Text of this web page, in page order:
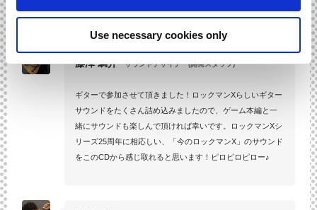
Use necessary cookies only
藤澤 鯛介 サウンドデザイナー(開発スタッフ)
ギターで参加させて頂きました！ロックマンXらしいギター
サウンドをたくさん詰め込みましたので、ゲーム本編と一
緒にサウンドも楽しんで頂ければ幸いです。ロックマンXシ
リーズ25周年に相応しい、「今のロックマンX」のサウンド
をこのCDから感じ取れると思います！ピロピロピロー♪